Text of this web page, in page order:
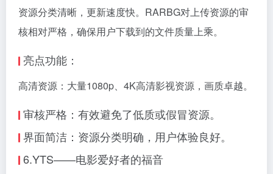
资源分类清晰，更新速度快。RARBG对上传资源的审
核相对严格，确保用户下载到的文件质量上乘。
亮点功能：
高清资源：大量1080p、4K高清影视资源，画质卓越。
审核严格：有效避免了低质或假冒资源。
界面简洁：资源分类明确，用户体验良好。
6.YTS——电影爱好者的福音